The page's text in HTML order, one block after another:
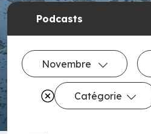
Podcasts
Novembre
Catégorie